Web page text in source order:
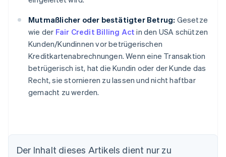
Mutmaßlicher oder bestätigter Betrug: Gesetze
wie der Fair Credit Billing Act in den USA schützen
Kunden/Kundinnen vor betrügerischen
Kreditkartenabrechnungen. Wenn eine Transaktion
betrügerisch ist, hat die Kundin oder der Kunde das
Recht, sie stornieren zu lassen und nicht haftbar
gemacht zu werden.
Der Inhalt dieses Artikels dient nur zu